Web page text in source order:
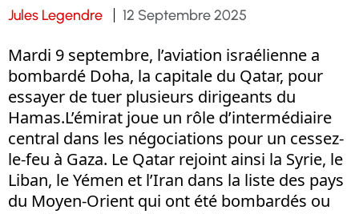
Jules Legendre 12 Septembre 2025
Mardi 9 septembre, l’aviation israélienne a
bombardé Doha, la capitale du Qatar, pour
essayer de tuer plusieurs dirigeants du
Hamas.L’émirat joue un rôle d’intermédiaire
central dans les négociations pour un cessez-
le-feu à Gaza. Le Qatar rejoint ainsi la Syrie, le
Liban, le Yémen et l’Iran dans la liste des pays
du Moyen-Orient qui ont été bombardés ou